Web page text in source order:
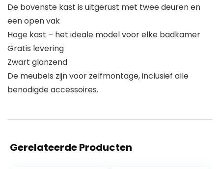
De bovenste kast is uitgerust met twee deuren en
een open vak
Hoge kast – het ideale model voor elke badkamer
Gratis levering
Zwart glanzend
De meubels zijn voor zelfmontage, inclusief alle
benodigde accessoires.
Gerelateerde Producten